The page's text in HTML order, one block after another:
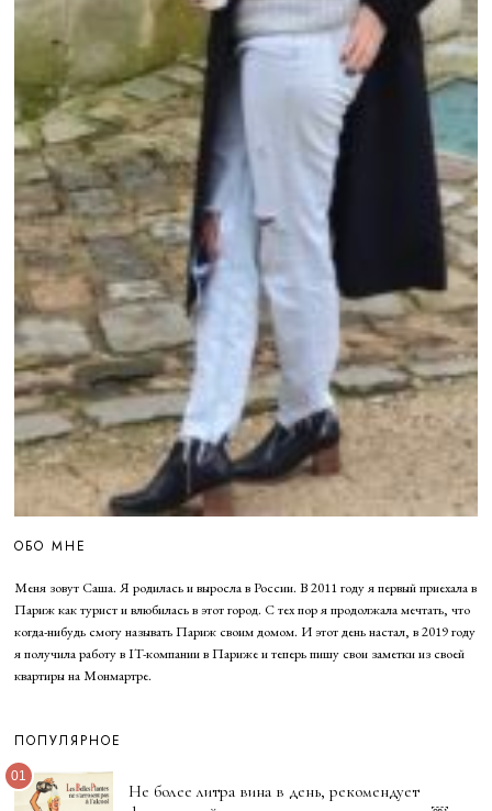
ОБО МНЕ
Меня зовут Саша. Я родилась и выросла в России. В 2011 году я первый приехала в
Париж как турист и влюбилась в этот город. С тех пор я продолжала мечтать, что
когда-нибудь смогу называть Париж своим домом. И этот день настал, в 2019 году
я получила работу в IT-компании в Париже и теперь пишу свои заметки из своей
квартиры на Монмартре.
ПОПУЛЯРНОЕ
01
Не более литра вина в день, рекомендует